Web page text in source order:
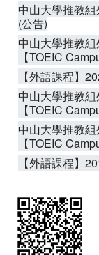
中山大學推教
(公告)
中山大學推教
【TOEIC
【外語課程】
中山大學推教
【TOEIC
中山大學推教
【TOEIC
【外語課程】